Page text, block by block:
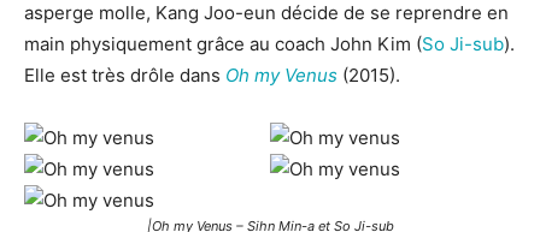
asperge molle, Kang Joo-eun décide de se reprendre en
main physiquement grâce au coach John Kim (So Ji-sub).
Elle est très drôle dans Oh my Venus (2015).
|Oh my Venus – Sihn Min-a et So Ji-sub